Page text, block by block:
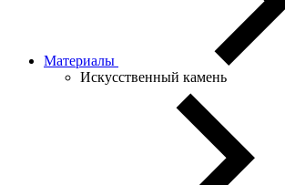
Материалы
Искусственный камень